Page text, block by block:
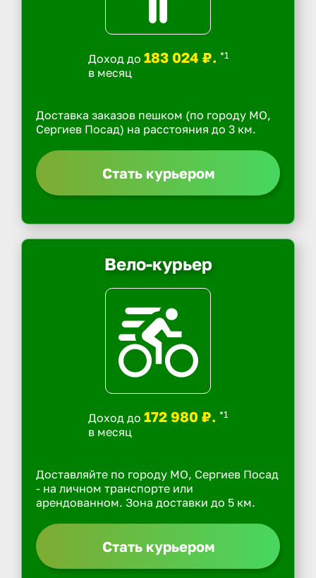
Доход до 183 024 ₽. *1
в месяц
Доставка заказов пешком (по городу МО,
Сергиев Посад) на расстояния до 3 км.
Стать курьером
Вело-курьер
Доход до 172 980 ₽. *1
в месяц
Доставляйте по городу МО, Сергиев Посад
- на личном транспорте или
арендованном. Зона доставки до 5 км.
Стать курьером